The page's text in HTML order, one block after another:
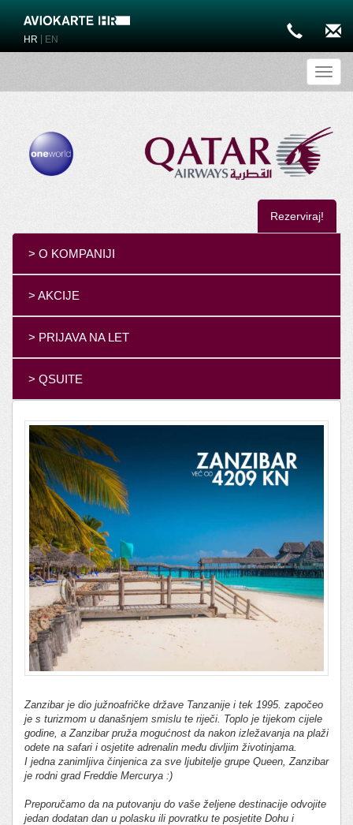
HR EN
Rezerviraj!
> O KOMPANIJI
> AKCIJE
> PRIJAVA NA LET
> QSUITE
Zanzibar je dio južnoafričke države Tanzanije i tek 1995. započeo
je s turizmom u današnjem smislu te riječi. Toplo je tijekom cijele
godine, a Zanzibar pruža mogućnost da nakon izležavanja na plaži
odete na safari i osjetite adrenalin među divljim životinjama.
I jedna zanimljiva činjenica za sve ljubitelje grupe Queen, Zanzibar
je rodni grad Freddie Mercurya :)
Preporučamo da na putovanju do vaše željene destinacije odvojite
jedan dodatan dan u polasku ili povratku te posjetite Dohu i